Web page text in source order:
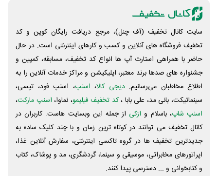
سایت کانال تخفیف (آف چنل)، مرجع دریافت رایگان کوپن و کد
تخفیف فروشگاه های آنلاین و کسب و‌ کارهای اینترنتی است. در حال
حاضر با همراهی استارت آپ ها انواع کد تخفیف، مسابقه، کمپین و
جشنواره های صدها برند معتبر، اپلیکیشن و مراکز خدمات آنلاین را به
اطلاع مخاطبان می‌رسانیم. دیجی کالا، اسنپ، اسنپ فود، تپسی،
سینماتیکت، بانی مد، علی‌ بابا ،کد تخفیف فیلیمو، نماوا، اسنپ مارکت،
اسنپ شاپ، باسلام و ازکی از جمله این وبسایت ‌هاست. کاربران در
کانال تخفیف می توانند در کوتاه ترین زمان و با چند کلیک ساده به
جدیدترین تخفیف ها در گروه تاکسی اینترنتی، سفارش آنلاین غذا،
اپراتورهای مخابراتی، موسیقی و سینما، گردشگری، مد و پوشاک، کتاب
و کتابخوانی و ... دسترسی پیدا کنند.